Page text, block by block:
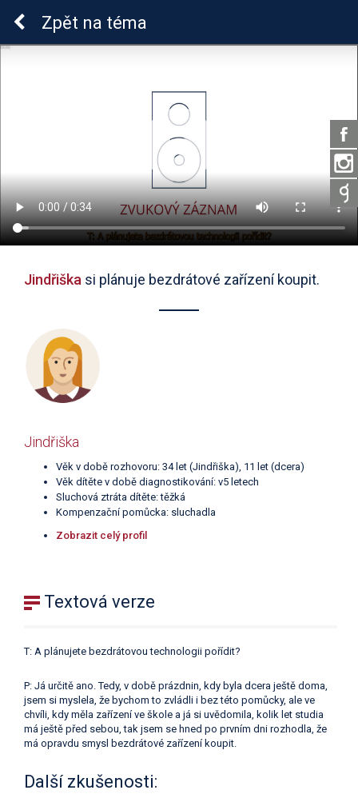
Sluchová vada u dětí
Zpět na téma
Jindřiška si plánuje bezdrátové zařízení koupit.
Jindřiška
Věk v době rozhovoru: 34 let (Jindřiška), 11 let (dcera)
Věk dítěte v době diagnostikování: v5 letech
Sluchová ztráta dítěte: těžká
Kompenzační pomůcka: sluchadla
Zobrazit celý profil
Textová verze
T: A plánujete bezdrátovou technologii pořídit?
P: Já určitě ano. Tedy, v době prázdnin, kdy byla dcera ještě doma,
jsem si myslela, že bychom to zvládli i bez této pomůcky, ale ve
chvíli, kdy měla zařízení ve škole a já si uvědomila, kolik let studia
má ještě před sebou, tak jsem se hned po prvním dni rozhodla, že
má opravdu smysl bezdrátové zařízení koupit.
Další zkušenosti: